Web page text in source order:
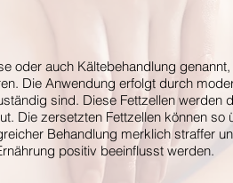
oder auch Kältebehandlung
Die Anwendung erfolgt durch
sind. Diese Fettzellen
Die zersetzten Fettzellen können
Behandlung merklich straffer
positiv beeinflusst werden.